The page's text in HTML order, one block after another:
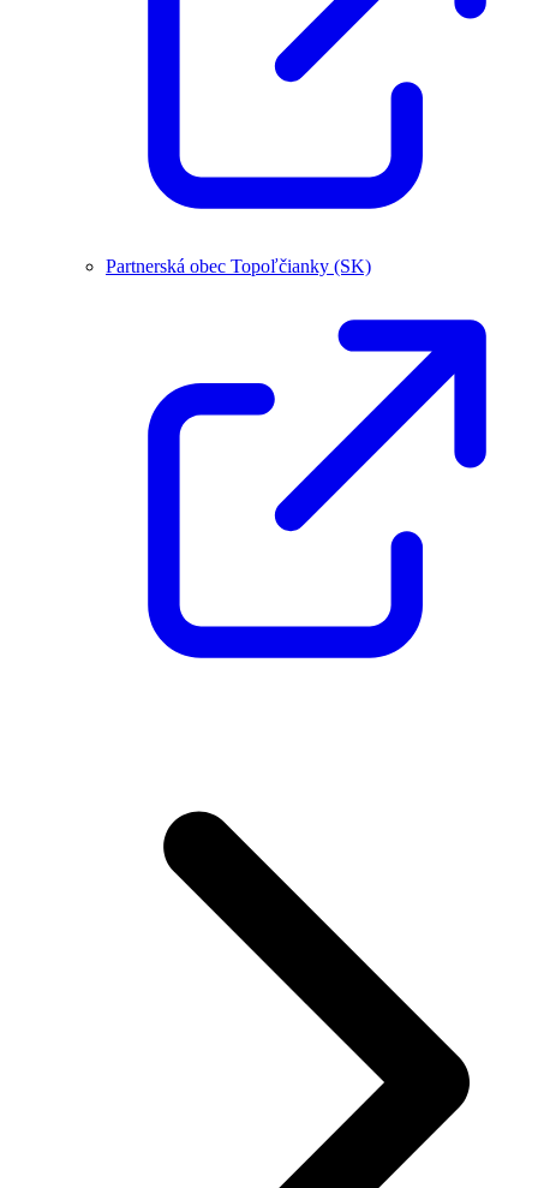
Partnerská obec Topoľčianky (SK)